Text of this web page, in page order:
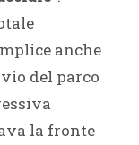
anche
del parco
la fronte